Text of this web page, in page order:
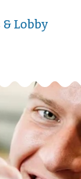
Lobby